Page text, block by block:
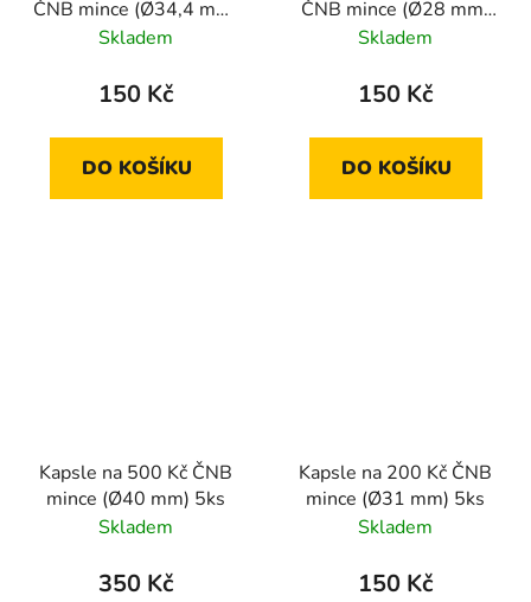
ČNB mince (Ø34,4 mm)
5ks
Skladem
150 Kč
DO KOŠÍKU
ČNB mince (Ø28 mm)
5ks
Skladem
150 Kč
DO KOŠÍKU
Kapsle na 500 Kč ČNB
mince (Ø40 mm) 5ks
Skladem
350 Kč
Kapsle na 200 Kč ČNB
mince (Ø31 mm) 5ks
Skladem
150 Kč